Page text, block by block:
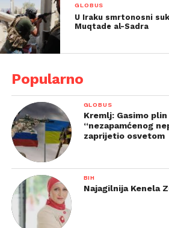
GLOBUS
U Iraku smrtonosni
Muqtade al-Sadra
Popularno
GLOBUS
Kremlj: Gasimo plin
“nezapamćenog
zaprijetio osvetom
BIH
Najagilnija Kenela